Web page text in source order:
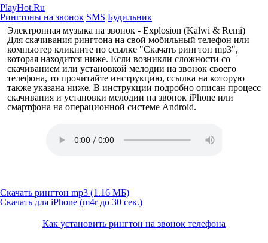
PlayHot.Ru
Рингтоны на звонок SMS Будильник
Электронная музыка на звонок - Explosion (Kalwi & Remi)
Для скачивания рингтона на свой мобильный телефон или
компьютер кликните по ссылке "Скачать рингтон mp3",
которая находится ниже. Если возникли сложности со
скачиванием или установкой мелодии на звонок своего
телефона, то прочитайте инструкцию, ссылка на которую
также указана ниже. В инструкции подробно описан процесс
скачивания и установки мелодии на звонок iPhone или
смартфона на операционной системе Android.
Скачать рингтон mp3 (1.16 МБ)
Скачать для iPhone (m4r до 30 сек.)
Как установить рингтон на звонок телефона